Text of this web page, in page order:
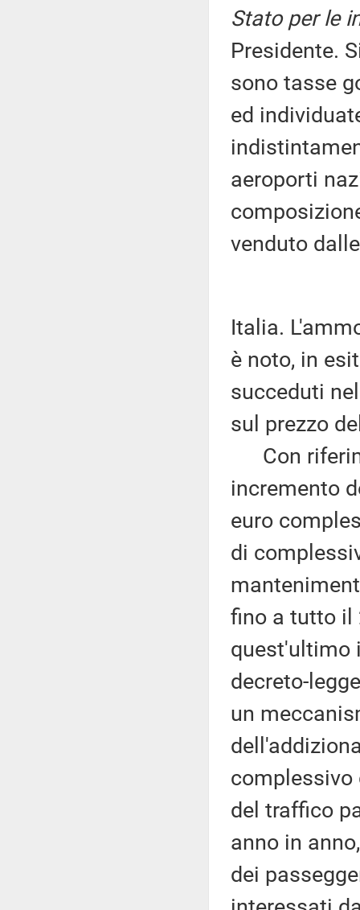
Stato per le
Presidente.
sono tasse
ed
aeroporti
venduto
Italia.
è noto, in
succeduti
sul prezzo
Con
incremento
euro
di
fino a tutto il
quest'ultimo
decreto-
un
complessivo
del traffico
anno in
dei